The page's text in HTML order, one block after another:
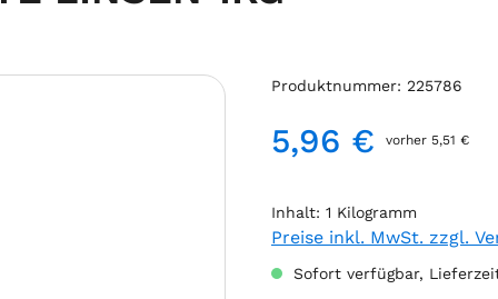
Produktnummer: 225786
Regulärer Preis:
5,96 € vorher 5,51 €
Inhalt: 1 Kilogramm
Preise inkl. MwSt. zzgl.
Sofort verfügbar,